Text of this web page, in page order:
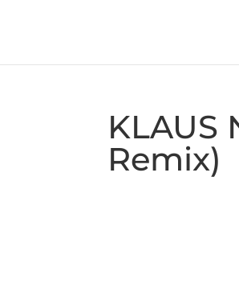
KLAUS
Remix)